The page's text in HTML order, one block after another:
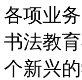
各项业
书法教
个新兴